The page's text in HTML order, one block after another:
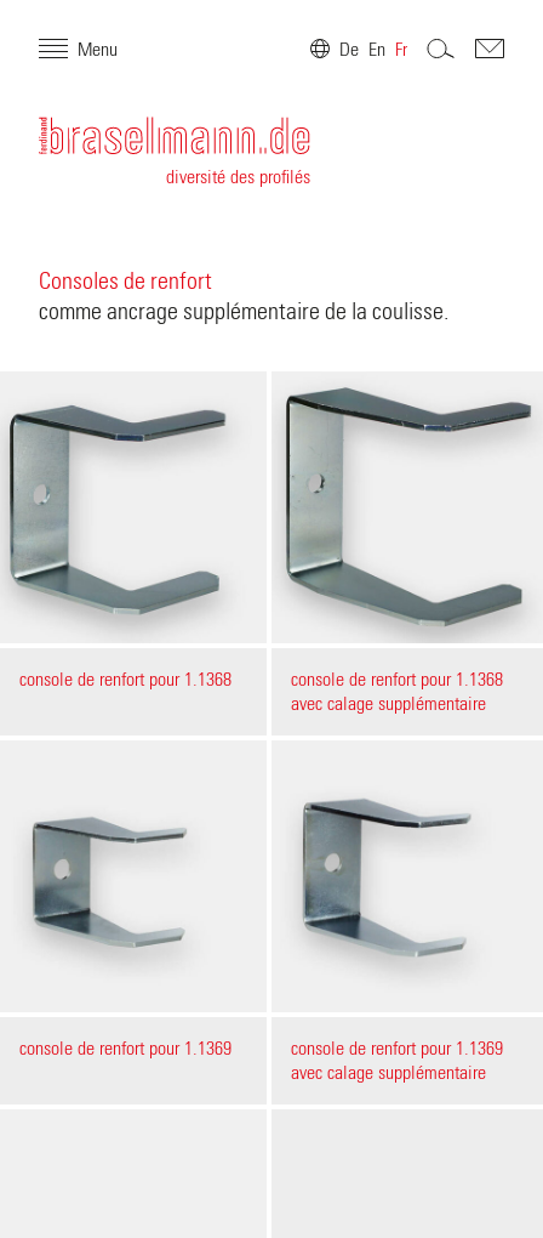
Menu De En Fr
diversité des profilés
Consoles de renfort
comme ancrage supplémentaire de la coulisse.
console de renfort pour 1.1368
console de renfort pour 1.1368
avec calage supplémentaire
console de renfort pour 1.1369
console de renfort pour 1.1369
avec calage supplémentaire